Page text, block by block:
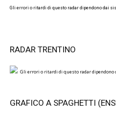
Gli errori o ritardi di questo radar dipendono dai
RADAR TRENTINO
Gli errori o ritardi di questo radar dipendono
GRAFICO A SPAGHETTI